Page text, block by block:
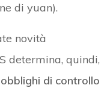
di yuan).
novità
determina, quindi,
obblighi di controllo